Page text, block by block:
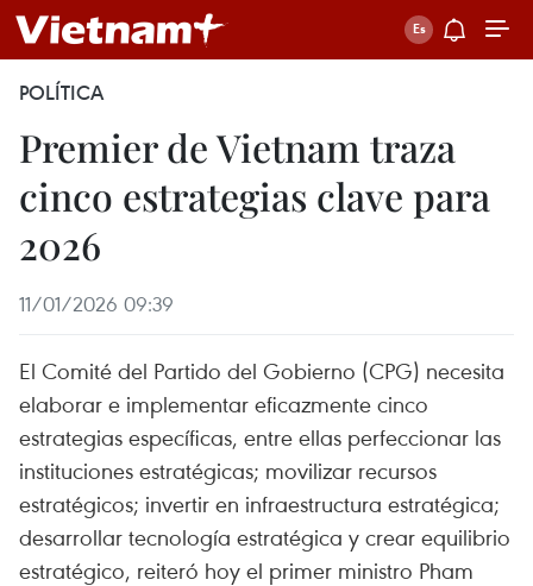
POLÍTICA
Premier de Vietnam traza
cinco estrategias clave para
2026
11/01/2026 09:39
El Comité del Partido del Gobierno (CPG) necesita
elaborar e implementar eficazmente cinco
estrategias específicas, entre ellas perfeccionar las
instituciones estratégicas; movilizar recursos
estratégicos; invertir en infraestructura estratégica;
desarrollar tecnología estratégica y crear equilibrio
estratégico, reiteró hoy el primer ministro Pham